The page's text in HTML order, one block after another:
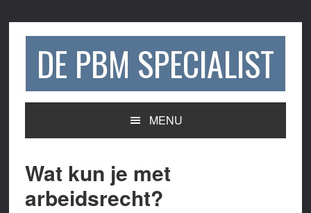
naar
hoofdnavigatie
naar
naar
naar
DE PBM SPECIALIST
MENU
Wat kun je met
arbeidsrecht?